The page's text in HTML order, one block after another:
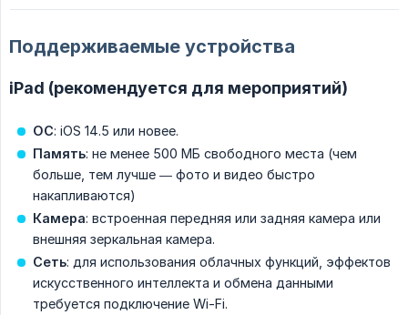
Поддерживаемые устройства
iPad (рекомендуется для мероприятий)
ОС: iOS 14.5 или новее.
Память: не менее 500 МБ свободного места (чем
больше, тем лучше — фото и видео быстро
накапливаются)
Камера: встроенная передняя или задняя камера или
внешняя зеркальная камера.
Сеть: для использования облачных функций, эффектов
искусственного интеллекта и обмена данными
требуется подключение Wi-Fi.